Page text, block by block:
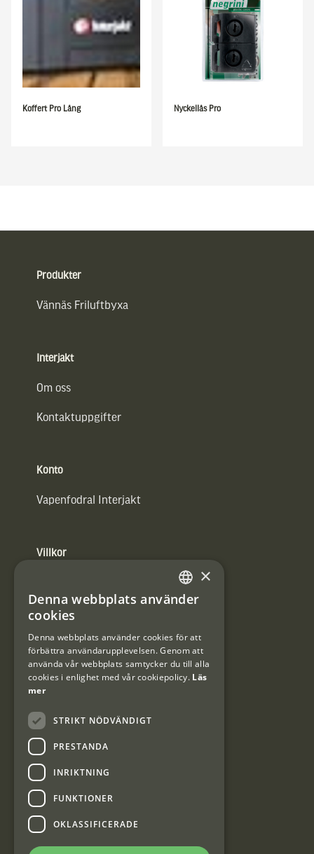
Koffert Pro Lång Nyckellås Pro
Produkter
Vännäs Friluftbyxa
Interjakt
Om oss
Kontaktuppgifter
Konto
Vapenfodral Interjakt
Villkor
Användarvillkor
#Interjaktfamily
Kundklubb
Information om kundklubben.
Interjakt SE
SWEDISH
×
Denna webbplats använder
cookies
Denna webbplats använder cookies för att
förbättra användarupplevelsen. Genom att
använda vår webbplats samtycker du till alla
cookies i enlighet med vår cookiepolicy. Läs
mer
STRIKT NÖDVÄNDIGT
PRESTANDA
INRIKTNING
FUNKTIONER
OKLASSIFICERADE